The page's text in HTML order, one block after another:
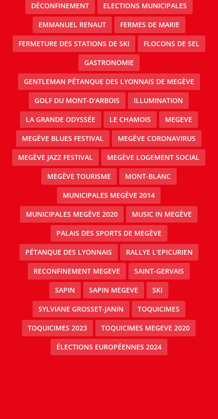
DÉCONFINEMENT ELECTIONS MUNICIPALES
EMMANUEL RENAUT FERMES DE MARIE
FERMETURE DES STATIONS DE SKI FLOCONS DE SEL
GASTRONOMIE
GENTLEMAN PÉTANQUE DES LYONNAIS DE MEGÈVE
GOLF DU MONT-D'ARBOIS ILLUMINATION
LA GRANDE ODYSSÉE LE CHAMOIS MEGEVE
MEGÈVE BLUES FESTIVAL MEGÈVE CORONAVIRUS
MEGÈVE JAZZ FESTIVAL MEGÈVE LOGEMENT SOCIAL
MEGÈVE TOURISME MONT-BLANC
MUNICIPALES MEGÈVE 2014
MUNICIPALES MEGÈVE 2020 MUSIC IN MEGÈVE
PALAIS DES SPORTS DE MEGÈVE
PÉTANQUE DES LYONNAIS RALLYE L'EPICURIEN
RECONFINEMENT MEGEVE SAINT-GERVAIS
SAPIN SAPIN MEGEVE SKI
SYLVIANE GROSSET-JANIN TOQUICIMES
TOQUICIMES 2023 TOQUICIMES MEGEVE 2020
ÉLECTIONS EUROPÉENNES 2024